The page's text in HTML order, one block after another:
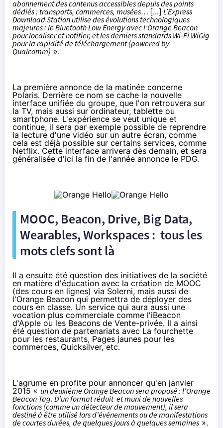
abonnement des contenus accessibles depuis des points
dédiés : transports, commerces, musées… [...] L’Express
Download Station utilise des évolutions technologiques
majeures : le Bluetooth Low Energy avec l’Orange Beacon
pour localiser et notifier, et les derniers standards Wi-Fi WiGig
pour la rapidité de téléchargement (powered by
Qualcomm) ».
La première annonce de la matinée concerne
Polaris. Derrière ce nom se cache la nouvelle
interface unifiée du groupe, que l'on retrouvera sur
la TV, mais aussi sur ordinateur, tablette ou
smartphone. L'expérience se veut unique et
continue, il sera par exemple possible de reprendre
la lecture d'une vidéo sur un autre écran, comme
cela est déjà possible sur certains services, comme
Netflix. Cette interface arrivera dès demain, et sera
généralisée d'ici la fin de l'année annonce le PDG.
MOOC, Beacon, Drive, Big Data,
Wearables, Workspaces : tous les
mots clefs sont là
Il a ensuite été question des initiatives de la société
en matière d'éducation avec la création de MOOC
(des cours en lignes) via Solerni, mais aussi de
l'Orange Beacon qui permettra de déployer des
cours en classe. Un service qui aura aussi une
vocation plus commerciale comme l'iBeacon
d'Apple ou les Beacons de Vente-privée. Il a ainsi
été question de partenariats avec La fourchette
pour les restaurants, Pages jaunes pour les
commerces, Quicksilver, etc.
L'agrume en profite pour annoncer qu'en janvier
2015 « un deuxième Orange Beacon sera proposé : l’Orange
Beacon Tag. D’un format réduit et muni de nouvelles
fonctions (comme un détecteur de mouvement), il sera
destiné à être utilisé lors d’événements ou de manifestations
de courtes durées, de quelques jours à quelques semaines ».